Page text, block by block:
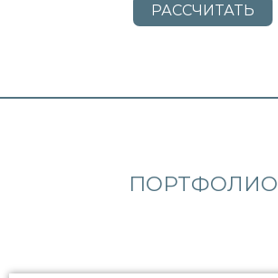
РАССЧИТАТЬ
ПОРТФОЛИО